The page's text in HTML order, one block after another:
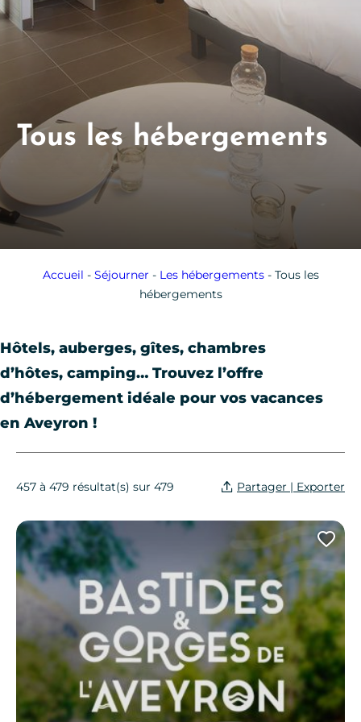
Tous les hébergements
Accueil - Séjourner - Les hébergements- Tous les
hébergements
Hôtels, auberges, gîtes, chambres
d’hôtes, camping… Trouvez l’offre
d’hébergement idéale pour vos vacances
en Aveyron !
457 à 479 résultat(s) sur 479 Partager | Exporter
Maison au coeur d’une bastide occitane